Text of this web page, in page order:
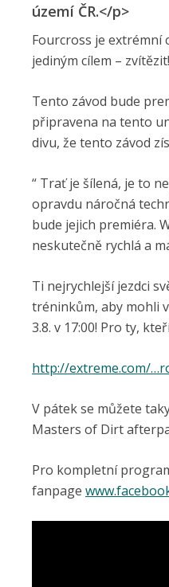
území ČR.</p>
Fourcross je extrémní
jediným cílem –
Tento závod bude
připravena na tento
divu, že tento závod
“ Trať je šílená, je to
opravdu náročná
bude jejich premiéra.
neskutečně rychlá a
Ti nejrychlejší jezdci
tréninkům, aby mohli
3.8. v 17:00! Pro ty,
http://extreme.com/
V pátek se můžete
Masters of Dirt
Pro kompletní
fanpage